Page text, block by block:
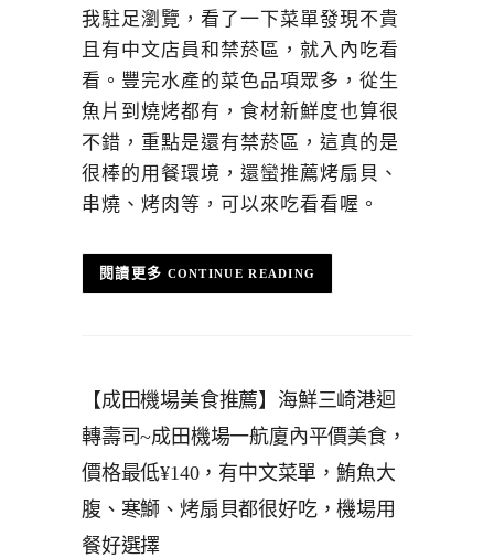
我駐足瀏覽，看了一下菜單發現不貴
且有中文店員和禁菸區，就入內吃看
看。豐完水產的菜色品項眾多，從生
魚片到燒烤都有，食材新鮮度也算很
不錯，重點是還有禁菸區，這真的是
很棒的用餐環境，還蠻推薦烤扇貝、
串燒、烤肉等，可以來吃看看喔。
CONTINUE READING
【成田機場美食推薦】海鮮三崎港迴
轉壽司~成田機場一航廈內平價美食，
價格最低¥140，有中文菜單，鮪魚大
腹、寒鰤、烤扇貝都很好吃，機場用
餐好選擇